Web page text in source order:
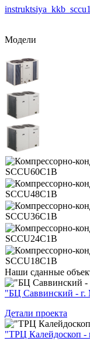
Модели
Наши сданные
"БЦ Саввинский - г.
Детали проекта
"ТРЦ Калейдоскоп -